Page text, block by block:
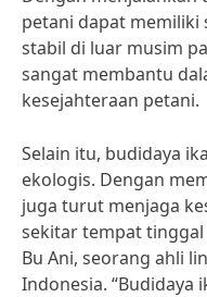
petani dapat memiliki
stabil di luar musim
sangat membantu
kesejahteraan petani.
Selain itu, budidaya
ekologis. Dengan
juga turut menjaga
sekitar tempat
Bu Ani, seorang ahli
Indonesia. “Budidaya